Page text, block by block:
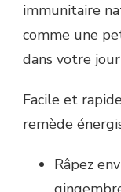
immunitaire
comme une
dans votre
Facile et
remède
Râpez